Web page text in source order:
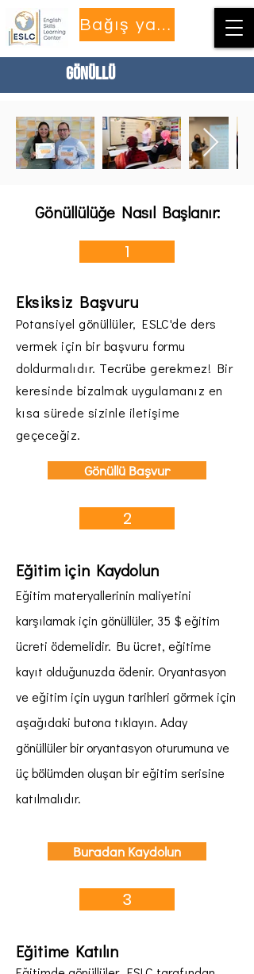
Bağış yapmak
Gönüllü
Gönüllülüğe Nasıl Başlanır:
1
Eksiksiz Başvuru
Potansiyel gönüllüler, ESLC'de ders
vermek için bir başvuru formu
doldurmalıdır. Tecrübe gerekmez! Bir
keresinde bizalmak uygulamanız en
kısa sürede sizinle iletişime
geçeceğiz.
Gönüllü Başvur
2
Eğitim için Kaydolun
Eğitim materyallerinin maliyetini
karşılamak için gönüllüler, 35 $ eğitim
ücreti ödemelidir. Bu ücret, eğitime
kayıt olduğunuzda ödenir. Oryantasyon
ve eğitim için uygun tarihleri görmek için
aşağıdaki butona tıklayın. Aday
gönüllüler bir oryantasyon oturumuna ve
üç bölümden oluşan bir eğitim serisine
katılmalıdır.
Buradan Kaydolun
3
Eğitime Katılın